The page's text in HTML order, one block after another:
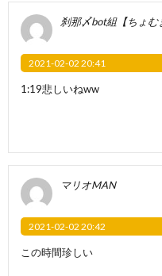
刹那〆bot組【ちょむ
2021-02-02 20:41
1:19悲しいねww
マリオMAN
2021-02-02 20:42
この時間珍しい